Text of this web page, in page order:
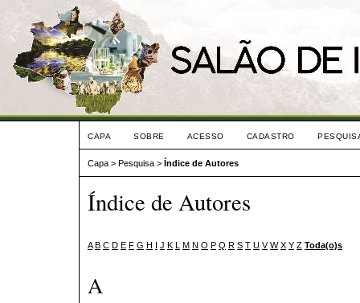
CAPA SOBRE ACESSO CADASTRO
Capa > Pesquisa > Índice de Autores
Índice de Autores
A B C D E F G H I J K L M N O P Q R S T U V W X Y Z Toda(o)s
A